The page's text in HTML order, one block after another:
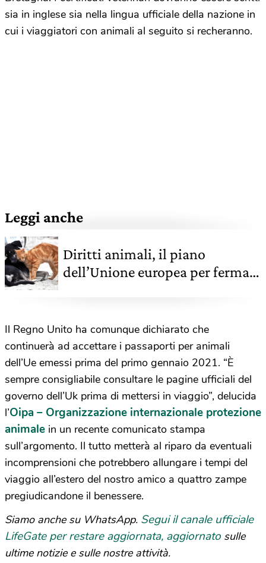
sia in inglese sia nella lingua ufficiale della nazione in
cui i viaggiatori con animali al seguito si recheranno.
Leggi anche
Diritti animali, il piano
dell’Unione europea per fermare
Il Regno Unito ha comunque dichiarato che
continuerà ad accettare i passaporti per animali
dell’Ue emessi prima del primo gennaio 2021. “È
sempre consigliabile consultare le pagine ufficiali del
governo dell’Uk prima di mettersi in viaggio”, delucida
l’Oipa – Organizzazione internazionale protezione
animale in un recente comunicato stampa
sull’argomento. Il tutto metterà al riparo da eventuali
incomprensioni che potrebbero allungare i tempi del
viaggio all’estero del nostro amico a quattro zampe
pregiudicandone il benessere.
Siamo anche su WhatsApp. Segui il canale ufficiale
LifeGate per restare aggiornata, aggiornato sulle
ultime notizie e sulle nostre attività.